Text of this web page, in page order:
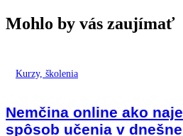
Mohlo by vás zaujímať
Kurzy, školenia
Nemčina online ako
spôsob učenia v